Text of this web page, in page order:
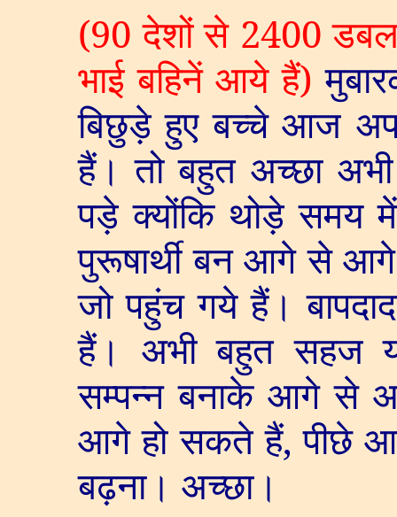
(90 देशों से 2400
भाई बहिनें आये हैं)
बिछुड़े हुए बच्चे आज
हैं। तो बहुत अच्छा
पड़े क्योंकि थोड़े समय
पुरूषार्थीबन आगे से आगे
जो पहुंच गये हैं।
हैं। अभी बहुत सहज
सम्पन्न बनाके आगे से
आगे हो सकते हैं, पीछे
बढ़ना। अच्छा।